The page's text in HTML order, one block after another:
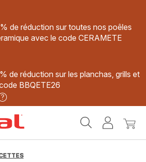
de réduction sur toutes nos poêles
avec le code CERAMETE
de réduction sur les planchas, grills et
BBQETE26
MonMon